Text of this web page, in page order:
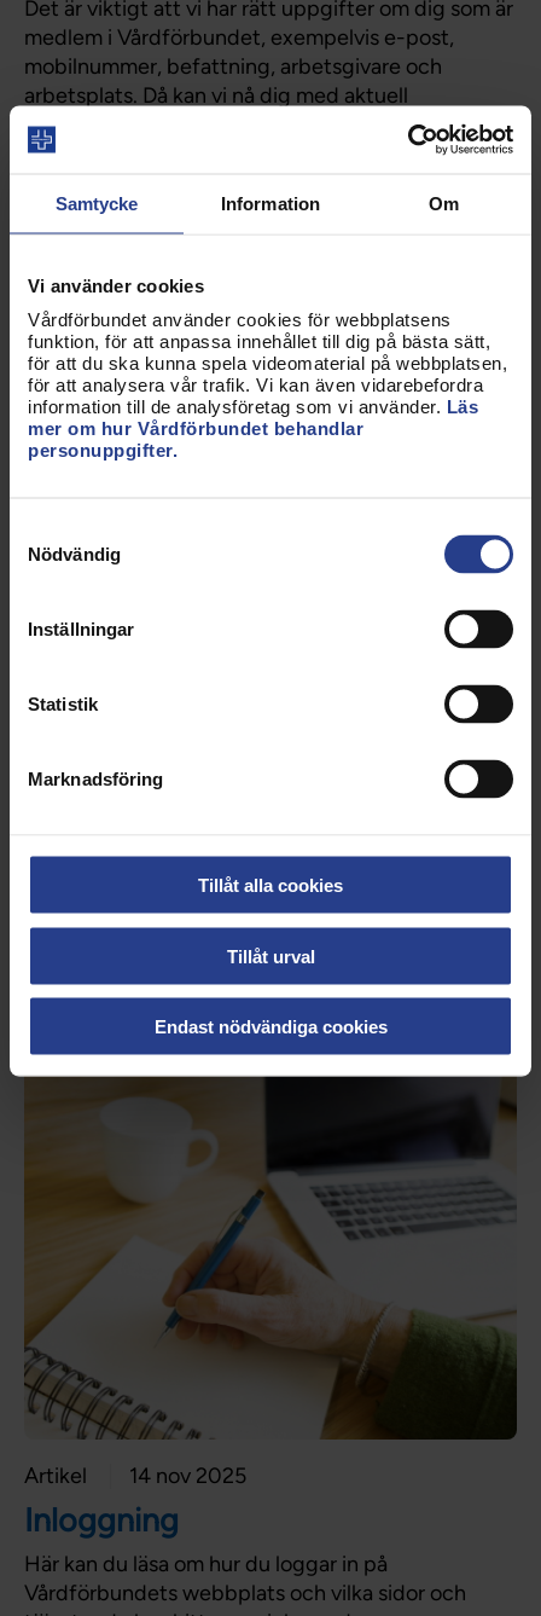
Samtycke Information Om
Vi använder cookies
Vårdförbundet använder cookies för webbplatsens
funktion, för att anpassa innehållet till dig på bästa sätt,
för att du ska kunna spela videomaterial på webbplatsen,
för att analysera vår trafik. Vi kan även vidarebefordra
information till de analysföretag som vi använder. Läs
mer om hur Vårdförbundet behandlar
personuppgifter.
Nödvändig
Inställningar
Statistik
Marknadsföring
Tillåt alla cookies
Tillåt urval
Endast nödvändiga cookies
Det är viktigt att vi har rätt uppgifter om dig som är
medlem i Vårdförbundet, exempelvis e-post,
mobilnummer, befattning, arbetsgivare och
arbetsplats. Då kan vi nå dig med aktuell
information och material.
Artikel 14 nov 2025
medlemsavgift till Vårdförbundet på 295 kronor
per månad, men de första tre månaderna är
medlemskap under hela studietiden. Du kan få
tjänstledig, föräldraledig eller delvis har
Artikel 14 nov 2025
Inloggning
Här kan du läsa om hur du loggar in på
Vårdförbundets webbplats och vilka sidor och